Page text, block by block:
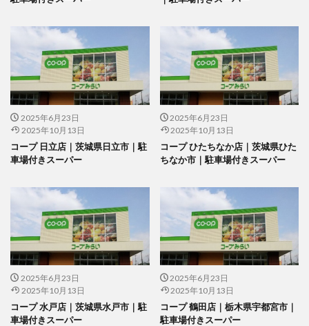
2025年6月23日
2025年10月13日
コープ 日立店｜茨城県日立市｜駐
車場付きスーパー
2025年6月23日
2025年10月13日
コープ ひたちなか店｜茨城県ひた
ちなか市｜駐車場付きスーパー
2025年6月23日
2025年10月13日
コープ 水戸店｜茨城県水戸市｜駐
車場付きスーパー
2025年6月23日
2025年10月13日
コープ 鶴田店｜栃木県宇都宮市｜
駐車場付きスーパー